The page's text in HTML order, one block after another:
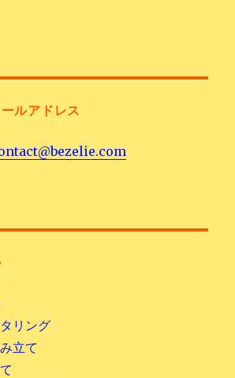
ルアドレス
リング
立て